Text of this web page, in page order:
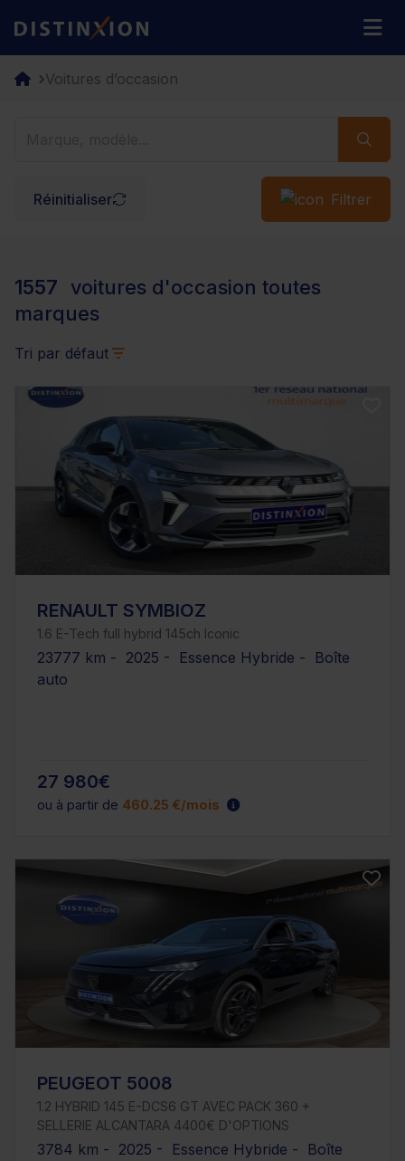
Distinxion
Voitures d’occasion
Réinitialiser Filtrer
1557
voitures d'occasion toutes
marques
Tri par défaut
RENAULT SYMBIOZ
1.6 E-Tech full hybrid 145ch Iconic
23777 km - 2025 - Essence Hybride - Boîte
auto
27 980€
ou à partir de 460.25 €/mois
PEUGEOT 5008
1.2 HYBRID 145 E-DCS6 GT AVEC PACK 360 +
SELLERIE ALCANTARA 4400€ D'OPTIONS
3784 km - 2025 - Essence Hybride - Boîte